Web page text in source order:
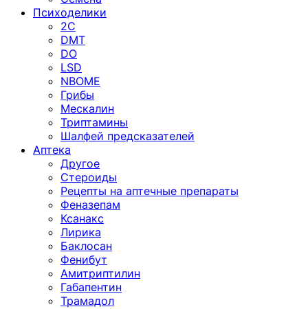
Психоделики
2C
DMT
DO
LSD
NBOME
Грибы
Мескалин
Триптамины
Шалфей предсказателей
Аптека
Другое
Стероиды
Рецепты на аптечные препараты
Феназепам
Ксанакс
Лирика
Баклосан
Фенибут
Амитриптилин
Габапентин
Трамадол